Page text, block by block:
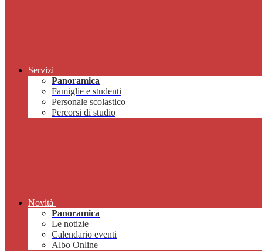
Servizi
Panoramica
Famiglie e studenti
Personale scolastico
Percorsi di studio
Novità
Panoramica
Le notizie
Calendario eventi
Albo Online